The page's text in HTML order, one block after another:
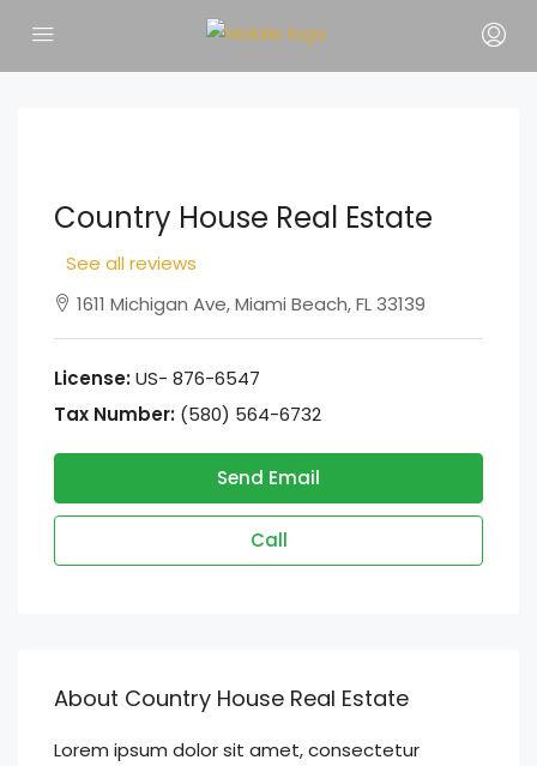
Country House Real Estate
See all reviews
1611 Michigan Ave, Miami Beach, FL 33139
License:US- 876-6547
Tax Number: (580) 564-6732
Send Email
Call
About Country House Real Estate
Lorem ipsum dolor sit amet, consectetur